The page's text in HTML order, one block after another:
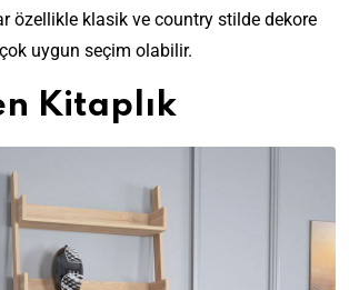
özellikle klasik ve country stilde dekore
uygun seçim olabilir.
Kitaplık